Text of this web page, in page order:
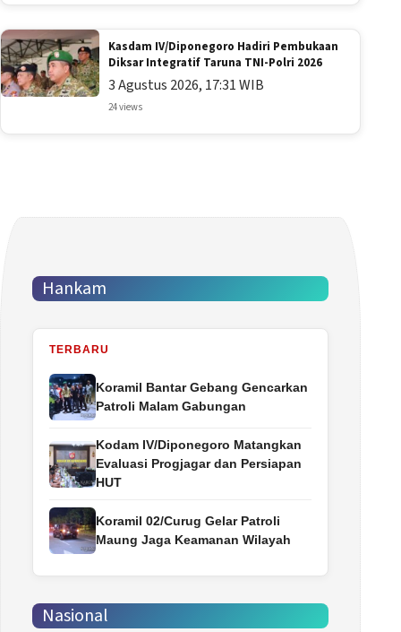
Kasdam IV/Diponegoro Hadiri Pembukaan
Diksar Integratif Taruna TNI-Polri 2026
3 Agustus 2026, 17:31 WIB
24 views
Hankam
TERBARU
Koramil Bantar Gebang Gencarkan
Patroli Malam Gabungan
Kodam IV/Diponegoro Matangkan
Evaluasi Progjagar dan Persiapan
HUT
Koramil 02/Curug Gelar Patroli
Maung Jaga Keamanan Wilayah
Nasional